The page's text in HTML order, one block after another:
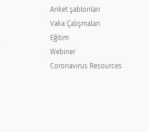
Anket şablonları
Vaka Çalışmaları
Eğitim
Webiner
Coronavirus Resources